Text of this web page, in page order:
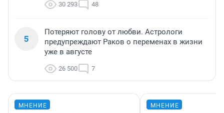
30 293 48
5
Потеряют голову от любви. Астрологи
предупреждают Раков о переменах в жизни
уже в августе
26 500 7
МНЕНИЕ МНЕНИЕ